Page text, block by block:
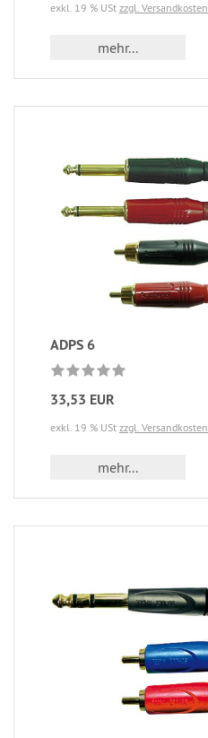
exkl. 19 % USt zzgl. Versandkosten
mehr...
ADPS 6
33,53 EUR
exkl. 19 % USt zzgl. Versandkosten
mehr...